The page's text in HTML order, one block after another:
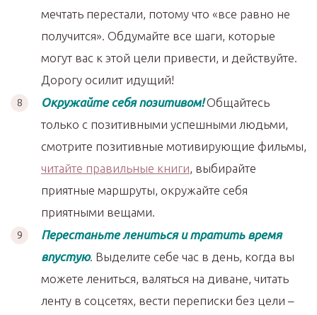
мечтать перестали, потому что «все равно не
получится». Обдумайте все шаги, которые
могут вас к этой цели привести, и действуйте.
Дорогу осилит идущий!
Окружайте себя позитивом!Общайтесь
только с позитивными успешными людьми,
смотрите позитивные мотивирующие фильмы,
читайте правильные книги, выбирайте
приятные маршруты, окружайте себя
приятными вещами.
Перестаньте лениться и тратить время
впустую. Выделите себе час в день, когда вы
можете лениться, валяться на диване, читать
ленту в соцсетях, вести переписки без цели –